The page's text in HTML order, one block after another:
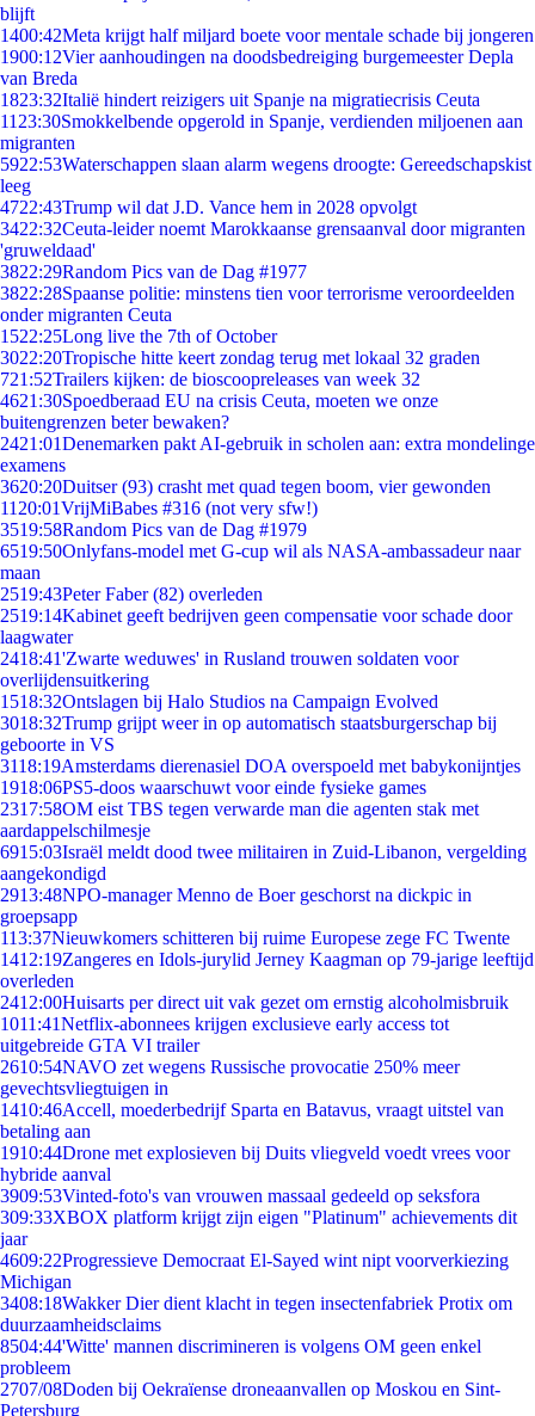
blijft
1400:42Meta krijgt half miljard boete voor mentale schade bij jongeren
1900:12Vier aanhoudingen na doodsbedreiging burgemeester Depla
van Breda
1823:32Italië hindert reizigers uit Spanje na migratiecrisis Ceuta
11 23:30Smokkelbende opgerold in Spanje, verdienden miljoenen aan
migranten
5922:53Waterschappen slaan alarm wegens droogte: Gereedschapskist
leeg
4722:43Trump wil dat J.D. Vance hem in 2028 opvolgt
3422:32Ceuta-leider noemt Marokkaanse grensaanval door migranten
'gruweldaad'
3822:29Random Pics van de Dag #1977
3822:28Spaanse politie: minstens tien voor terrorisme veroordeelden
onder migranten Ceuta
1522:25Long live the 7th of October
3022:20Tropische hitte keert zondag terug met lokaal 32 graden
721:52Trailers kijken: de bioscoopreleases van week 32
4621:30Spoedberaad EU na crisis Ceuta, moeten we onze
buitengrenzen beter bewaken?
2421:01Denemarken pakt AI-gebruik in scholen aan: extra mondelinge
examens
3620:20Duitser (93) crasht met quad tegen boom, vier gewonden
11 20:01VrijMiBabes #316 (not very sfw!)
3519:58Random Pics van de Dag #1979
6519:50Onlyfans-model met G-cup wil als NASA-ambassadeur naar
maan
2519:43Peter Faber (82) overleden
2519:14Kabinet geeft bedrijven geen compensatie voor schade door
laagwater
2418:41'Zwarte weduwes' in Rusland trouwen soldaten voor
overlijdensuitkering
1518:32Ontslagen bij Halo Studios na Campaign Evolved
3018:32Trump grijpt weer in op automatisch staatsburgerschap bij
geboorte in VS
3118:19Amsterdams dierenasiel DOA overspoeld met babykonijntjes
1918:06PS5-doos waarschuwt voor einde fysieke games
2317:58OM eist TBS tegen verwarde man die agenten stak met
aardappelschilmesje
6915:03Israël meldt dood twee militairen in Zuid-Libanon, vergelding
aangekondigd
2913:48NPO-manager Menno de Boer geschorst na dickpic in
groepsapp
113:37Nieuwkomers schitteren bij ruime Europese zege FC Twente
1412:19Zangeres en Idols-jurylid Jerney Kaagman op 79-jarige leeftijd
overleden
2412:00Huisarts per direct uit vak gezet om ernstig alcoholmisbruik
1011:41Netflix-abonnees krijgen exclusieve early access tot
uitgebreide GTA VI trailer
2610:54NAVO zet wegens Russische provocatie 250% meer
gevechtsvliegtuigen in
1410:46Accell, moederbedrijf Sparta en Batavus, vraagt uitstel van
betaling aan
1910:44Drone met explosieven bij Duits vliegveld voedt vrees voor
hybride aanval
3909:53Vinted-foto's van vrouwen massaal gedeeld op seksfora
309:33XBOX platform krijgt zijn eigen "Platinum" achievements dit
jaar
4609:22Progressieve Democraat El-Sayed wint nipt voorverkiezing
Michigan
3408:18Wakker Dier dient klacht in tegen insectenfabriek Protix om
duurzaamheidsclaims
8504:44'Witte' mannen discrimineren is volgens OM geen enkel
probleem
2707/08Doden bij Oekraïense droneaanvallen op Moskou en Sint-
Petersburg